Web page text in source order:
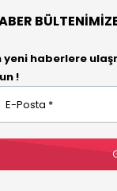
yeni haberlere
!